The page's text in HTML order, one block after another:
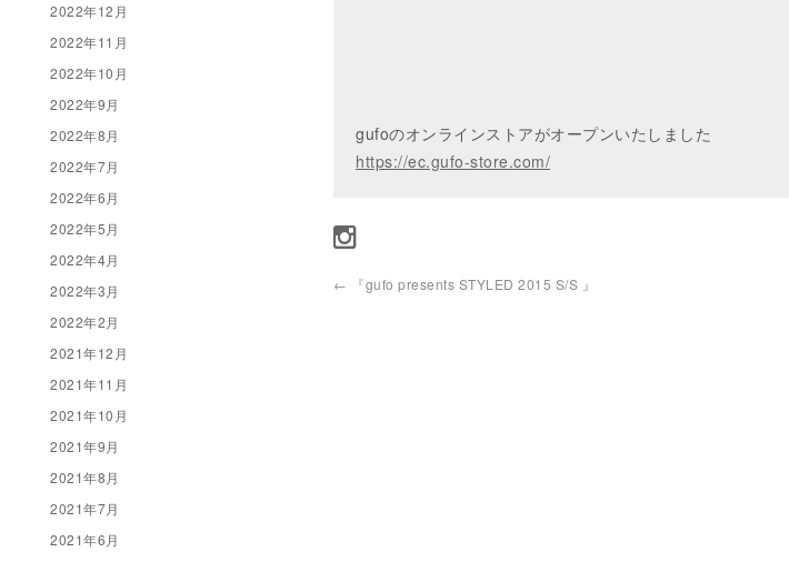
gufoのオンラインストアがオープンいたしました
https://ec.gufo-store.com/
← 『gufo presents STYLED 2015 S/S 』
2022年12月
2022年11月
2022年10月
2022年9月
2022年8月
2022年7月
2022年6月
2022年5月
2022年4月
2022年3月
2022年2月
2021年12月
2021年11月
2021年10月
2021年9月
2021年8月
2021年7月
2021年6月